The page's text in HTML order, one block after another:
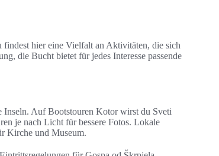
hier eine Vielfalt an Aktivitäten, die sich
die Bucht bietet für jedes Interesse passende
Inseln. Auf Bootstouren Kotor wirst du Sveti
je nach Licht für bessere Fotos. Lokale
Kirche und Museum.